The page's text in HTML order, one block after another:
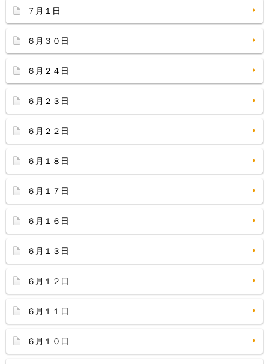
７月１日
６月３０日
６月２４日
６月２３日
６月２２日
６月１８日
６月１７日
６月１６日
６月１３日
６月１２日
６月１１日
６月１０日